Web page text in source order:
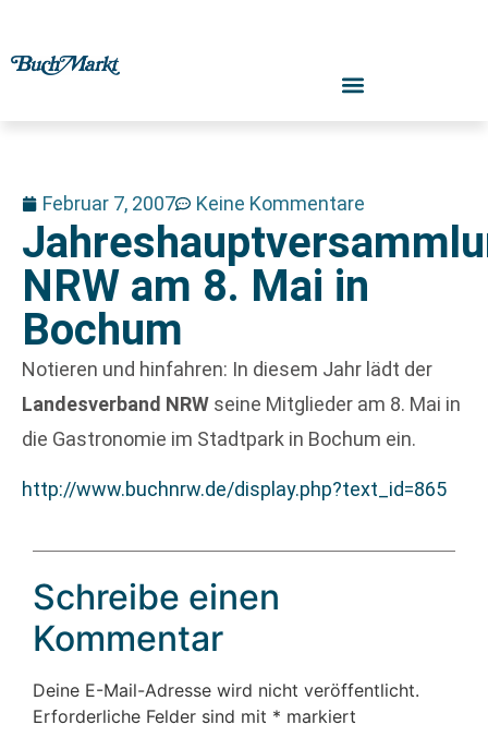
Februar 7, 2007 Keine Kommentare
NRW am 8. Mai in
Bochum
Notieren und hinfahren: In diesem Jahr lädt der
Landesverband NRW seine Mitglieder am 8. Mai in
die Gastronomie im Stadtpark in Bochum ein.
http://www.buchnrw.de/display.php?text_id=865
Schreibe einen
Kommentar
Deine E-Mail-Adresse wird nicht veröffentlicht.
Erforderliche Felder sind mit * markiert